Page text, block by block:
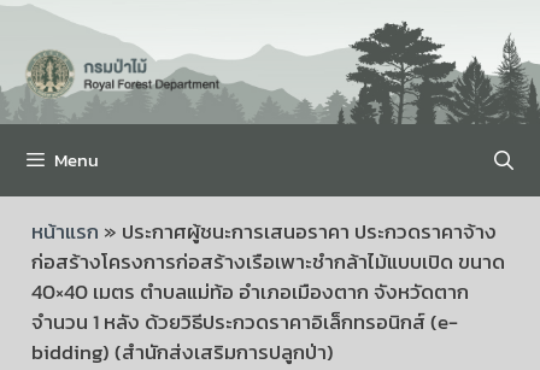
Menu
หน้าแรก » ประกาศผู้ชนะการเสนอราคา ประกวดราคาจ้าง
ก่อสร้างโครงการก่อสร้างเรือเพาะชำกล้าไม้แบบเปิด ขนาด
40×40 เมตร ตำบลแม่ท้อ อำเภอเมืองตาก จังหวัดตาก
จำนวน 1 หลัง ด้วยวิธีประกวดราคาอิเล็กทรอนิกส์ (e-
bidding) (สำนักส่งเสริมการปลูกป่า)